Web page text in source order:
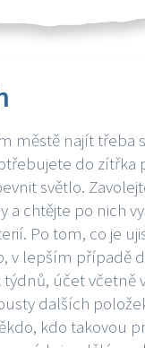
městě najít třeba
do zítřka
světlo.
a chtějte po nich
Po tom, co je
v lepším případě
účet včetně
dalších
kdo takovou